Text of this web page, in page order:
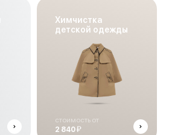
Химчистка
детской одежды
стоимость от
2 840й